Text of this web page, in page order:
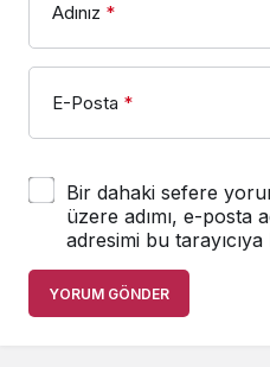
Adınız *
E-Posta *
Bir dahaki sefere
üzere adımı, e-posta
adresimi bu tarayıcıya
YORUM GÖNDER